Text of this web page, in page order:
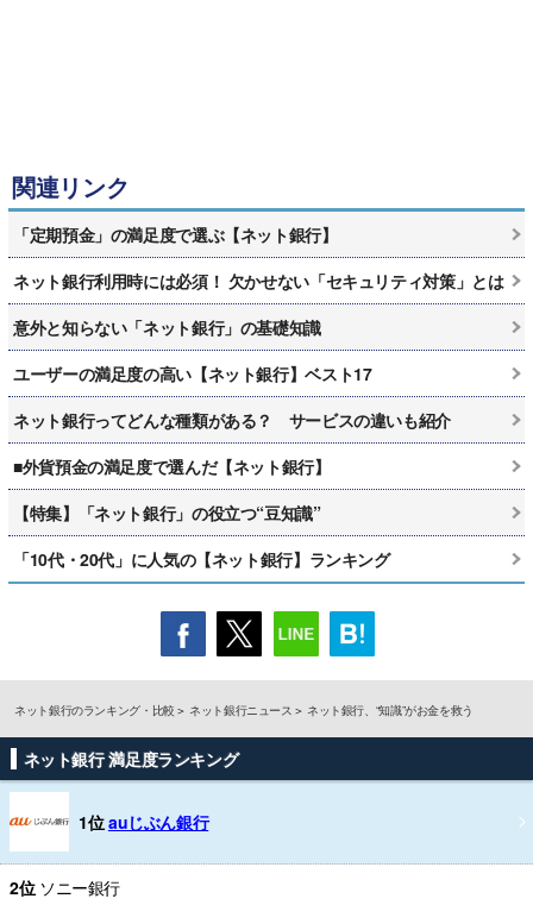
関連リンク
「定期預金」の満足度で選ぶ【ネット銀行】
ネット銀行利用時には必須！ 欠かせない「セキュリティ対策」とは
意外と知らない「ネット銀行」の基礎知識
ユーザーの満足度の高い【ネット銀行】ベスト17
ネット銀行ってどんな種類がある？ サービスの違いも紹介
■外貨預金の満足度で選んだ【ネット銀行】
【特集】「ネット銀行」の役立つ“豆知識”
「10代・20代」に人気の【ネット銀行】ランキング
ネット銀行のランキング・比較 ネット銀行ニュース ネット銀行、“知識”がお金を救う
ネット銀行 満足度ランキング
1位auじぶん銀行
2位 ソニー銀行